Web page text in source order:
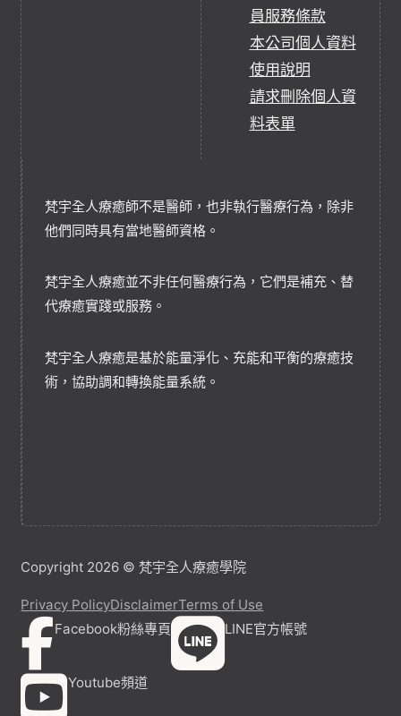
員服務條款
本公司個人資料
使用說明
請求刪除個人資
料表單
梵宇全人療癒師不是醫師，也非執行醫療行為，除非
他們同時具有當地醫師資格。
梵宇全人療癒並不非任何醫療行為，它們是補充、替
代療癒實踐或服務。
梵宇全人療癒是基於能量淨化、充能和平衡的療癒技
術，協助調和轉換能量系統。
Copyright 2026 © 梵宇全人療癒學院
Privacy PolicyDisclaimerTerms of Use
Facebook粉絲專頁
LINE官方帳號
Youtube頻道